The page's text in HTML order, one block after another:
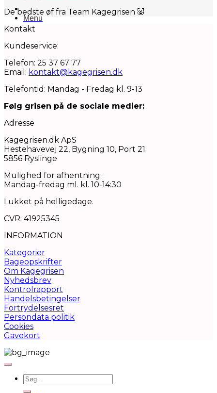
Menu
De bedste øf fra Team Kagegrisen 🐷
Kontakt
Kundeservice:
Telefon: 25 37 67 77
Email: kontakt@kagegrisen.dk
Telefontid: Mandag - Fredag kl. 9-13
Følg grisen på de sociale medier:
Adresse
Kagegrisen.dk ApS
Hestehavevej 22, Bygning 10, Port 21
5856 Ryslinge
Mulighed for afhentning:
Mandag-fredag ml. kl. 10-14:30
Lukket på helligedage.
CVR: 41925345
INFORMATION
Kategorier
Bageopskrifter
Om Kagegrisen
Nyhedsbrev
Kontrolrapport
Handelsbetingelser
Fortrydelsesret
Persondata politik
Cookies
Gavekort
Søg
efter: